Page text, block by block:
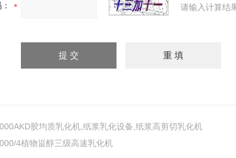
请输入计算结
胶均质乳化机,纸浆乳化设备,纸浆高剪切乳化机
4植物甾醇三级高速乳化机